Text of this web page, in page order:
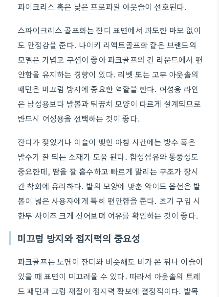
파이크리스 혹은 낮은 프로파일 아웃솔이 선호된다.
스파이크리스 골프화는 잔디 표면에서 과도한 마모 없이
도 안정감을 준다. 나이키 리액트골프화 같은 브랜드의
모델은 가볍고 쿠션이 좋아 파크골프의 긴 라운드에서 편
안함을 유지하는 경향이 있다. 리벳 또는 고무 아웃솔의
패턴은 미끄럼 방지에 중요한 역할을 한다. 여성용 라인
은 남성용보다 발볼과 뒤꿈치 모양이 다르게 설계되므로
반드시 여성용을 선택하는 것이 좋다.
잔디가 젖었거나 이슬이 맺힌 아침 시간에는 방수 혹은
발수가 잘 되는 소재가 도움 된다. 합성섬유와 통풍성도
중요한데, 땀을 잘 흡수하고 빠르게 말리는 구조가 장시
간 착화에 유리하다. 발의 모양에 맞춘 와이드 옵션은 발
볼이 넓은 사용자에게 특히 편안함을 준다. 초기 구입 시
한두 사이즈 크게 신어보며 여유를 확인하는 것이 좋다.
미끄럼 방지와 접지력의 중요성
파크골프는 노면이 잔디와 비슷해도 비가 온 뒤나 이슬이
있을 때 표면이 미끄러울 수 있다. 따라서 아웃솔의 트레
드 패턴과 그립 재질이 접지력 확보에 결정적이다. 발목